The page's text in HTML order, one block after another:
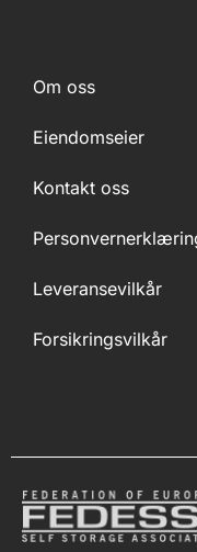
Om oss
Eiendomseier
Kontakt oss
Leveransevilkår
Forsikringsvilkår